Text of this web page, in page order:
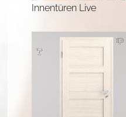
Innentüren Live